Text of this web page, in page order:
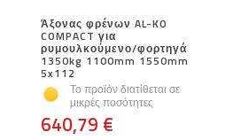
Άξονας φρένων AL-KO
COMPACT για
ρυμουλκούμενο/φορτηγά
1350kg 1100mm 1550mm
5x112
Το προϊόν διατίθεται σε
μικρές ποσότητες
640,79 €